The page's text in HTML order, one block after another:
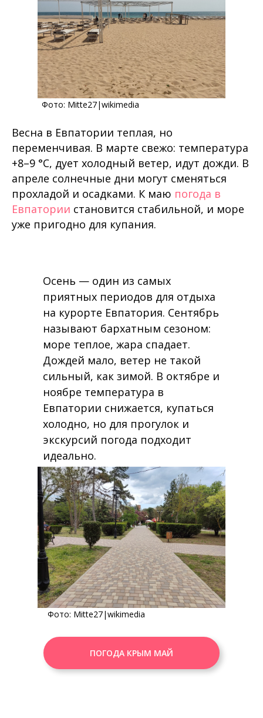
Фото: Mitte27|wikimedia
Весна в Евпатории теплая, но
переменчивая. В марте свежо: температура
+8–9 °C, дует холодный ветер, идут дожди. В
апреле солнечные дни могут сменяться
прохладой и осадками. К маю погода в
Евпатории становится стабильной, и море
уже пригодно для купания.
Осень — один из самых
приятных периодов для отдыха
на курорте Евпатория. Сентябрь
называют бархатным сезоном:
море теплое, жара спадает.
Дождей мало, ветер не такой
сильный, как зимой. В октябре и
ноябре температура в
Евпатории снижается, купаться
холодно, но для прогулок и
экскурсий погода подходит
идеально.
Фото: Mitte27|wikimedia
ПОГОДА КРЫМ МАЙ